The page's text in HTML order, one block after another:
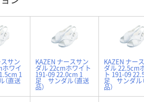
サン
ホワイ
1
直送
KAZEN ナースサン
ダル 22cmホワイト
191-09 22.0cm 1
足 サンダル（直送
品）
KAZEN ナー
ダル 22.5cm
ト 191-09
足 サンダル
品）